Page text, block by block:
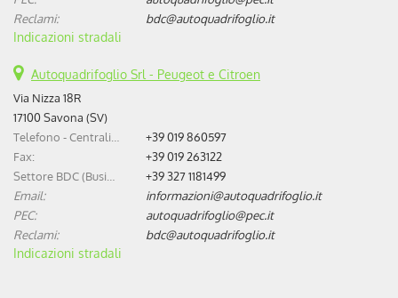
PREVENTIVO
DCS7 GT Exclusive
cambio
Motore
Listino
55.550 €
Versione
5008 motore elettrico
(73kWh) GT Exclusive (210
CV)
cambio
Reclami:
bdc@autoquadrifoglio.it
Indicazioni stradali
Autoquadrifoglio Srl - Peugeot e Citroen
Via Nizza 18R
17100 Savona (SV)
+39 019 860597
Fax:
+39 019 263122
+39 327 1181499
Email:
informazioni@autoquadrifoglio.it
PEC:
autoquadrifoglio@pec.it
Reclami:
bdc@autoquadrifoglio.it
Indicazioni stradali